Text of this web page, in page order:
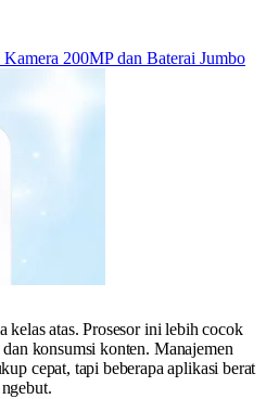
200MP dan Baterai Jumbo
kelas atas. Prosesor ini lebih cocok
konsumsi konten. Manajemen
cepat, tapi beberapa aplikasi berat